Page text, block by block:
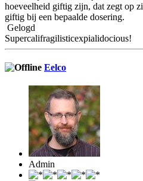
hoeveelheid giftig zijn, dat zegt op
giftig bij een bepaalde dosering.
Gelogd
Supercalifragilisticexpialidocious!
Eelco
Admin